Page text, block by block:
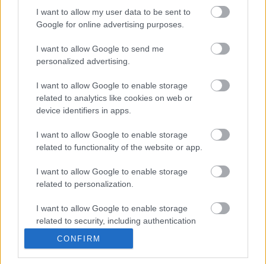
I want to allow my user data to be sent to
Google for online advertising purposes.
I want to allow Google to send me
personalized advertising.
I want to allow Google to enable storage
related to analytics like cookies on web or
device identifiers in apps.
I want to allow Google to enable storage
related to functionality of the website or app.
I want to allow Google to enable storage
related to personalization.
I want to allow Google to enable storage
related to security, including authentication
CONFIRM
Kecskeméten is szakirányú
továbbképzésekkel erősít a Gál Ferenc
Egyetem
Túlfogyasztás napja - július 30-ra
felhasználta az emberiség a Föld egész
évre elegendő erőforrásait
Egyhetes országos ellenőrzést tart a
KIEMELT
Kecskeméten is szakirányú